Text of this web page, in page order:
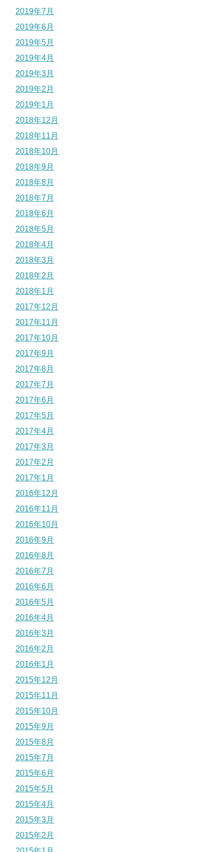
2019年7月
2019年6月
2019年5月
2019年4月
2019年3月
2019年2月
2019年1月
2018年12月
2018年11月
2018年10月
2018年9月
2018年8月
2018年7月
2018年6月
2018年5月
2018年4月
2018年3月
2018年2月
2018年1月
2017年12月
2017年11月
2017年10月
2017年9月
2017年8月
2017年7月
2017年6月
2017年5月
2017年4月
2017年3月
2017年2月
2017年1月
2016年12月
2016年11月
2016年10月
2016年9月
2016年8月
2016年7月
2016年6月
2016年5月
2016年4月
2016年3月
2016年2月
2016年1月
2015年12月
2015年11月
2015年10月
2015年9月
2015年8月
2015年7月
2015年6月
2015年5月
2015年4月
2015年3月
2015年2月